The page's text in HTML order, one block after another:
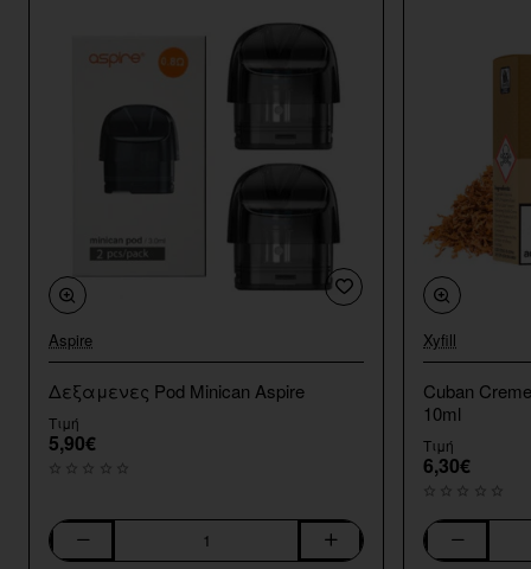
Aspire
Δεξαμενες Pod Minican Aspire
Τιμή
5,90€
Δεξαμενες
Xyfill
Cuban
10ml
Τιμή
6,30€
Cuban